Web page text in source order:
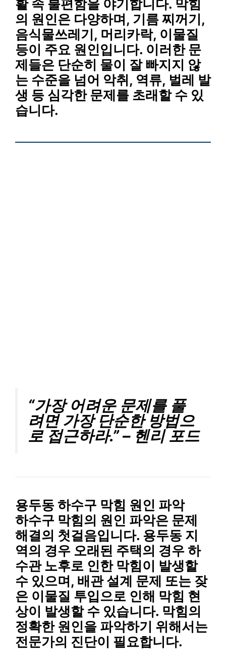
활 속 불편함을 야기합니다. 막힘
의 원인은 다양하며, 기름 찌꺼기,
음식물쓰레기, 머리카락, 이물질
등이 주요 원인입니다. 이러한 문
제들은 단순히 물이 잘 빠지지 않
는 수준을 넘어 악취, 역류, 벌레 발
생 등 심각한 문제를 초래할 수 있
습니다.
“가장 어려운 문제를 풀
려면 가장 단순한 방법으
로 접근하라.” – 헨리 포드
용두동 하수구 막힘 원인 파악
하수구 막힘의 원인 파악은 문제
해결의 첫걸음입니다. 용두동 지
역의 경우 오래된 주택의 경우 하
수관 노후로 인한 막힘이 발생할
수 있으며, 배관 설계 문제 또는 잦
은 이물질 투입으로 인해 막힘 현
상이 발생할 수 있습니다. 막힘의
정확한 원인을 파악하기 위해서는
전문가의 진단이 필요합니다.